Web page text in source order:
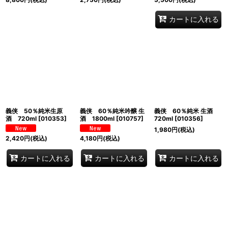
カートに入れる
義侠 50％純米生原
酒 720ml [010353]
2,420円(税込)
カートに入れる
義侠 60％純米吟醸 生
酒 1800ml [010757]
4,180円(税込)
カートに入れる
義侠 60％純米 生酒
720ml [010356]
1,980円(税込)
カートに入れる